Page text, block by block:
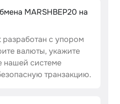
MARSHBEP20 на
с упором
валюты, укажите
нашей системе
транзакцию.